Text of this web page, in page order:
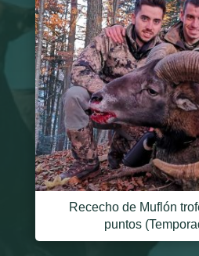
Rececho de Muflón
puntos